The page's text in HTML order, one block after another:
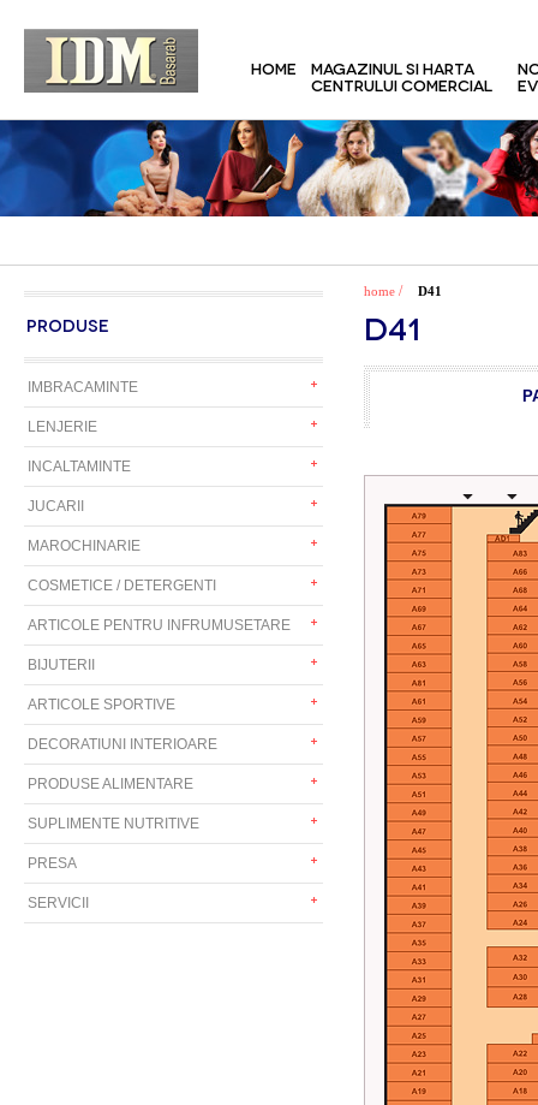
HOME
MAGAZINUL SI HARTA
CENTRULUI COMERCIAL
PRODUSE
IMBRACAMINTE
LENJERIE
INCALTAMINTE
JUCARII
MAROCHINARIE
COSMETICE / DETERGENTI
ARTICOLE PENTRU INFRUMUSETARE
BIJUTERII
ARTICOLE SPORTIVE
DECORATIUNI INTERIOARE
PRODUSE ALIMENTARE
SUPLIMENTE NUTRITIVE
PRESA
SERVICII
home / D41
D41